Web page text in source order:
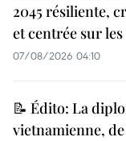
2045 résiliente,
et centrée sur
07/08/2026 04:10
📝 Édito: La
vietnamienne,